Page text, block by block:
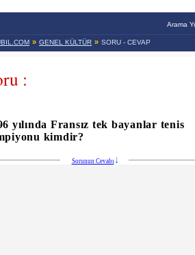
Arama
» GENEL KÜLTÜR » SORU - CEVAP
:
yılında Fransız tek bayanlar tenis
kimdir?
Sorunun Cevabı